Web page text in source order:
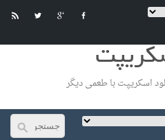
اسکریپت با طعمی دیگر